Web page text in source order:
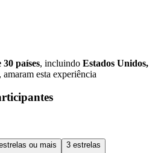
30 países, incluindo Estados Unidos,
, amaram esta experiência
ou mais 3 estrelas